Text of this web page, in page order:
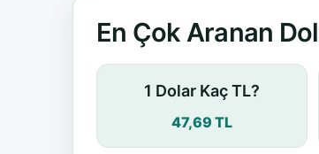
En Çok Aranan
1 Dolar Kaç TL?
47,69 TL